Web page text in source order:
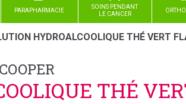
PARAPHARMACIE
SOINS PENDANT
LE CANCER
HYDROALCOOLIQUE THÉ VERT
COOPER
THÉ